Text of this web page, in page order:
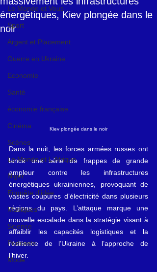
Le Monde et Vous
Sport
Argent et Placement
Guerre en Ukraine
Economie
Santé
économie française
Cinéma
Scènes
Le Monde et L'Afrique
Niger
Enquête d'idée
Musiques
Science
Podcasts
Mode
énergétiques, Kiev plongée dans le
noir
Kiev plongée dans le noir
Dans la nuit, les forces armées russes ont
lancé une série de frappes de grande
ampleur contre les infrastructures
énergétiques ukrainiennes, provoquant de
vastes coupures d’électricité dans plusieurs
régions du pays. L’attaque marque une
nouvelle escalade dans la stratégie visant à
affaiblir les capacités logistiques et la
résilience de l’Ukraine à l’approche de
l’hiver.